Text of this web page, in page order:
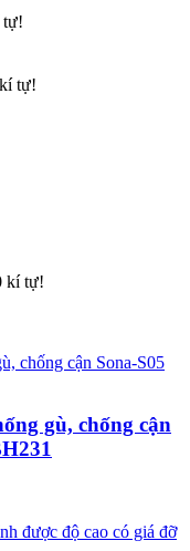
tự!
tự!
kí tự!
gù, chống cận